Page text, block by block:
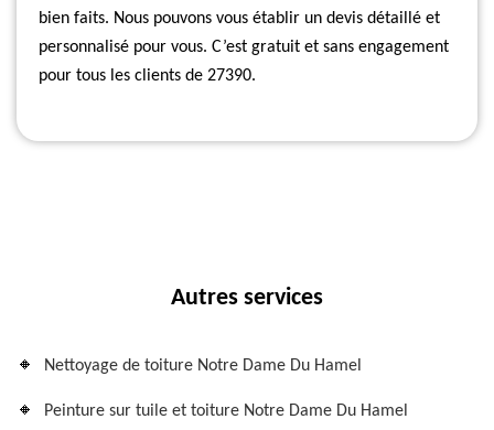
bien faits. Nous pouvons vous établir un devis détaillé et
personnalisé pour vous. C’est gratuit et sans engagement
pour tous les clients de 27390.
Autres services
Nettoyage de toiture Notre Dame Du Hamel
Peinture sur tuile et toiture Notre Dame Du Hamel